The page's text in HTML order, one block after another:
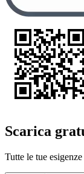
Scarica
Tutte le tue